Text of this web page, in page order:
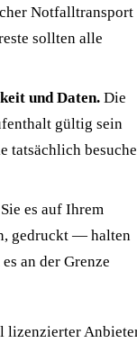
Notfalltransport
sollten alle
und Daten. Die
gültig sein
tatsächlich
es auf Ihrem
gedruckt — halten
an der Grenze
lizenzierter